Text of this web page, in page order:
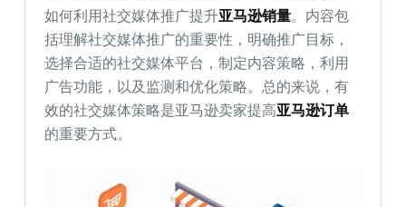
如何利用社交媒体推广提升亚马逊销量。内容包
括理解社交媒体推广的重要性，明确推广目标，
选择合适的社交媒体平台，制定内容策略，利用
广告功能，以及监测和优化策略。总的来说，有
效的社交媒体策略是亚马逊卖家提高亚马逊订单
的重要方式。